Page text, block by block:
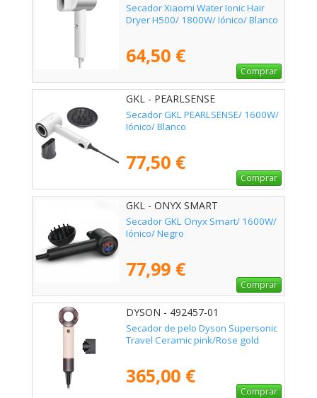
Secador Xiaomi Water Ionic Hair
Dryer H500/ 1800W/ Iónico/ Blanco
64,50 €
Comprar
GKL - PEARLSENSE
Secador GKL PEARLSENSE/ 1600W/
Iónico/ Blanco
77,50 €
Comprar
GKL - ONYX SMART
Secador GKL Onyx Smart/ 1600W/
Iónico/ Negro
77,99 €
Comprar
DYSON - 492457-01
Secador de pelo Dyson Supersonic
Travel Ceramic pink/Rose gold
365,00 €
Comprar